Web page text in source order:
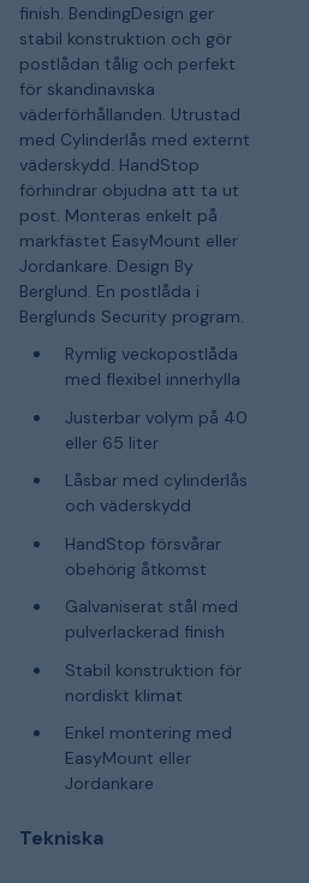
finish. BendingDesign ger
stabil konstruktion och gör
postlådan tålig och perfekt
för skandinaviska
väderförhållanden. Utrustad
med Cylinderlås med externt
väderskydd. HandStop
förhindrar objudna att ta ut
post. Monteras enkelt på
markfästet EasyMount eller
Jordankare. Design By
Berglund. En postlåda i
Berglunds Security program.
Rymlig veckopostlåda
med flexibel innerhylla
Justerbar volym på 40
eller 65 liter
Låsbar med cylinderlås
och väderskydd
HandStop försvårar
obehörig åtkomst
Galvaniserat stål med
pulverlackerad finish
Stabil konstruktion för
nordiskt klimat
Enkel montering med
EasyMount eller
Jordankare
Tekniska